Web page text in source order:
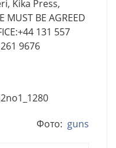
Фото: guns